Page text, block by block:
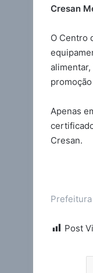
Cresan
O Centro
Apenas
Cresan.
Post